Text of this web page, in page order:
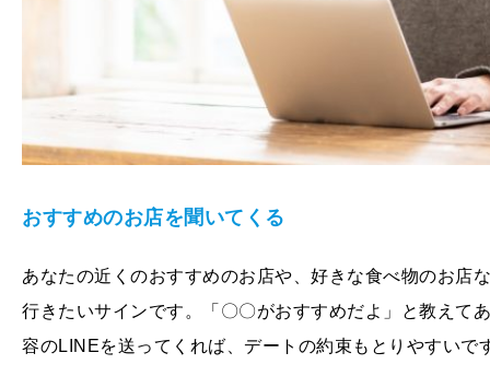
おすすめのお店を聞いてくる
あなたの近くのおすすめのお店や、好きな食べ物のお店
行きたいサインです。「〇〇がおすすめだよ」と教えて
容のLINEを送ってくれば、デートの約束もとりやすいで